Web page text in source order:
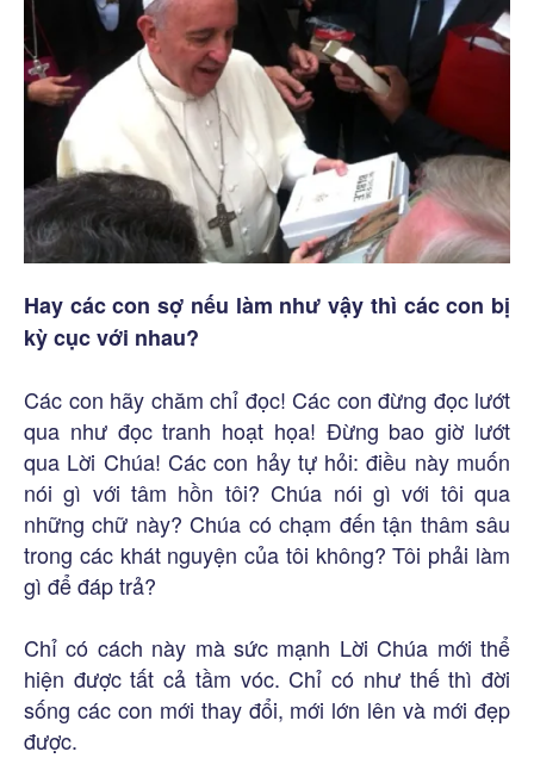
Hay các con sợ nếu làm như vậy thì các con bị
kỳ cục với nhau?
Các con hãy chăm chỉ đọc! Các con đừng đọc lướt
qua như đọc tranh hoạt họa! Đừng bao giờ lướt
qua Lời Chúa! Các con hảy tự hỏi: điều này muốn
nói gì với tâm hồn tôi? Chúa nói gì với tôi qua
những chữ này? Chúa có chạm đến tận thâm sâu
trong các khát nguyện của tôi không? Tôi phải làm
gì để đáp trả?
Chỉ có cách này mà sức mạnh Lời Chúa mới thể
hiện được tất cả tầm vóc. Chỉ có như thế thì đời
sống các con mới thay đổi, mới lớn lên và mới đẹp
được.